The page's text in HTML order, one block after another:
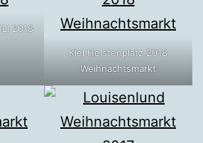
2018
Kiel Holstenplatz 2018
Weihnachtsmarkt